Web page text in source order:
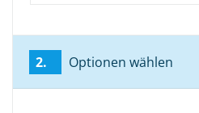
2. Optionen wählen